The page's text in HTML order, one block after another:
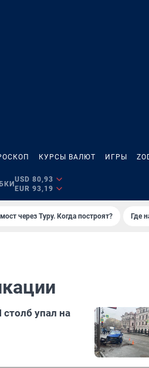
КУРСЫ ВАЛЮТ ИГРЫ
USD 80,93
EUR 93,19
через Туру. Когда построят? Где
упал на